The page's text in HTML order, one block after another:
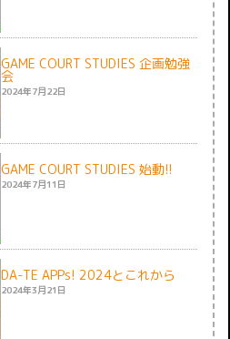
GAME COURT STUDIES 企画勉強
会
2024年7月22日
GAME COURT STUDIES 始動!!
2024年7月11日
DA-TE APPs! 2024とこれから
2024年3月21日